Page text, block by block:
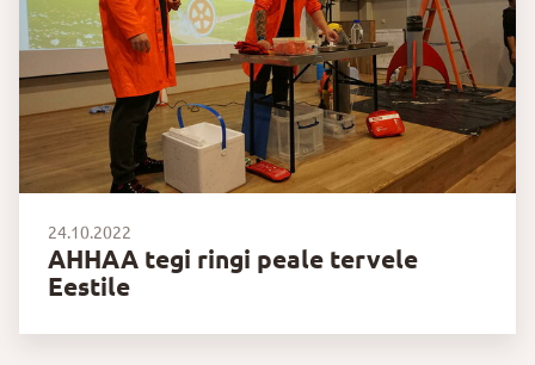
24.10.2022
AHHAA tegi ringi peale tervele
Eestile